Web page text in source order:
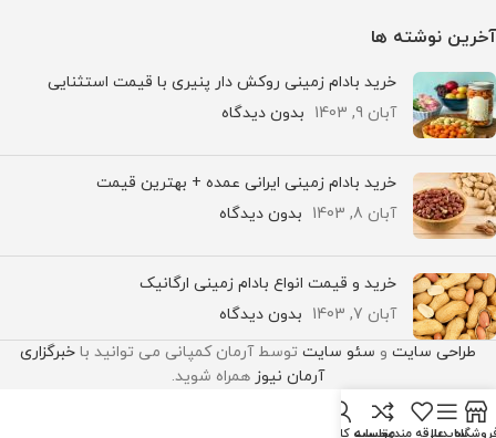
آخرین نوشته ها
خرید بادام زمینی روکش دار پنیری با قیمت استثنایی
آبان 9, 1403
بدون دیدگاه
خرید بادام زمینی ایرانی عمده + بهترین قیمت
آبان 8, 1403
بدون دیدگاه
خرید و قیمت انواع بادام زمینی ارگانیک
آبان 7, 1403
بدون دیدگاه
طراحی سایت و سئو سایت توسط آرمان کمپانی می توانید با خبرگزاری
آرمان نیوز همراه شوید.
سایدبارعلاقه مندیمقایسه
حساب کاربری من